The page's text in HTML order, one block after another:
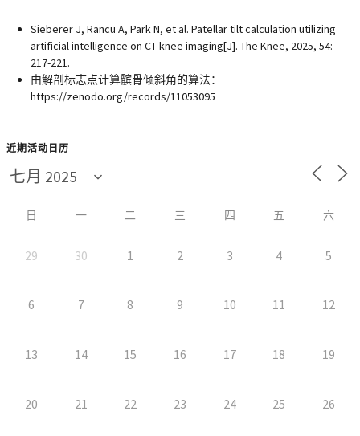
Sieberer J, Rancu A, Park N, et al. Patellar tilt calculation utilizing
artificial intelligence on CT knee imaging[J]. The Knee, 2025, 54:
217-221.
由解剖标志点计算髌骨倾斜角的算法：
https://zenodo.org/records/11053095
近期活动日历
日 一 二 三 四 五 六
29 30 1 2 3 4 5
6 7 8 9 10 11 12
13 14 15 16 17 18 19
20 21 22 23 24 25 26